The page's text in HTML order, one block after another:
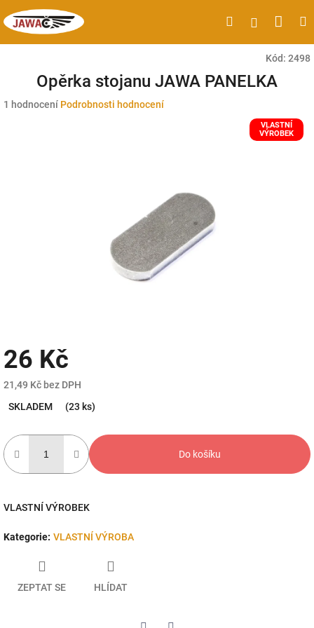
na
obsah
HledatPřihlášení
Kód: 2498
Opěrka stojanu JAWA PANELKA
Průměrné
1 hodnocení Podrobnosti hodnocení
VLASTNÍ
VÝROBEK
26 Kč
21,49 Kč bez DPH
cena:
SKLADEM (23 ks)
Do košíku
VLASTNÍ VÝROBEK
Kategorie: VLASTNÍ VÝROBA
ZEPTAT SE HLÍDAT